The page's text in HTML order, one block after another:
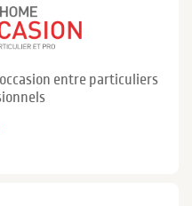
entre particuliers